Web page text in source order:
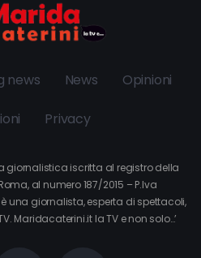
news News Opinioni
Privacy
giornalistica iscritta al registro della
al numero 187/2015 – P.Iva
una giornalista, esperta di spettacoli,
Maridacaterini.it la TV e non solo…’